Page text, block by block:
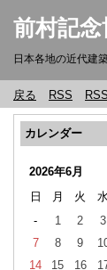
前村記
日本各地の近代建
戻る RSS
カレンダー
2026年6月
日
月 火
-
1 2 3
7
8 9
14
15 16